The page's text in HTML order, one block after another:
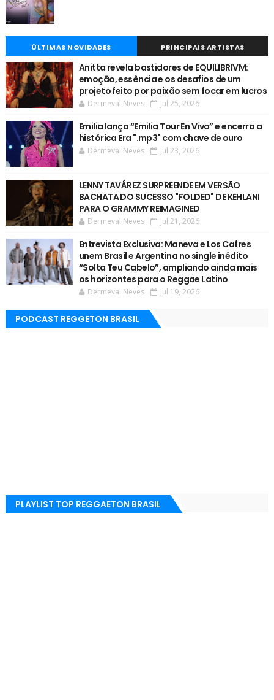
ÚLTIMAS NOVIDADES PRINCIPAIS ARTISTAS
Anitta revela bastidores de EQUILIBRIVM:
emoção, essência e os desafios de um
projeto feito por paixão sem focar em lucros
Dermeval Neves Jul 25, 2026
Emilia lança “Emilia Tour En Vivo” e encerra a
histórica Era ".mp3" com chave de ouro
Dermeval Neves Jul 23, 2026
LENNY TAVÁREZ SURPREENDE EM VERSÃO
BACHATA DO SUCESSO "FOLDED" DE KEHLANI
PARA O GRAMMY REIMAGINED
Dermeval Neves Jul 21, 2026
Entrevista Exclusiva: Maneva e Los Cafres
unem Brasil e Argentina no single inédito
“Solta Teu Cabelo”, ampliando ainda mais
os horizontes para o Reggae Latino
Dermeval Neves Jul 19, 2026
PODCAST REGGETON BRASIL
PLAYLIST TOP REGGAETON BRASIL